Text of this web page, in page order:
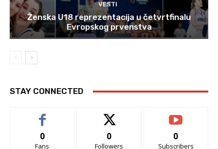
VESTI
Ženska U18 reprezentacija u četvrtfinalu
Evropskog prvenstva
STAY CONNECTED
0
Fans
0
Followers
0
Subscribers